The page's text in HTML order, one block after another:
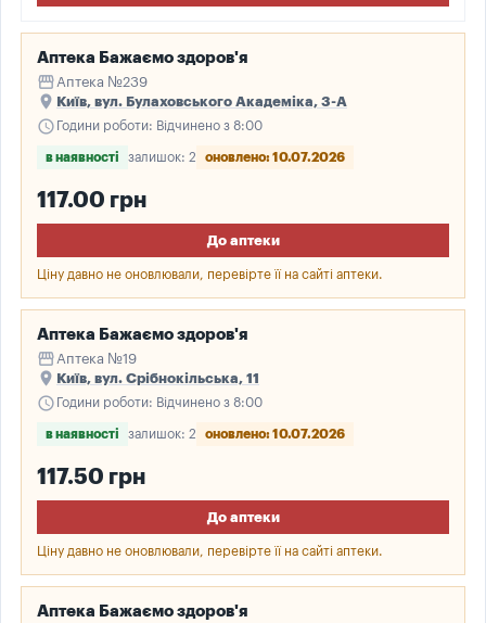
Аптека Бажаємо здоров'я
storefront Аптека №239
place Київ, вул. Булаховського Академіка, 3-А
schedule Години роботи: Відчинено з 8:00
в наявності залишок: 2 оновлено: 10.07.2026
117.00 грн
До аптеки
Ціну давно не оновлювали, перевірте її на сайті аптеки.
Аптека Бажаємо здоров'я
storefront Аптека №19
place Київ, вул. Срібнокільська, 11
schedule Години роботи: Відчинено з 8:00
в наявності залишок: 2 оновлено: 10.07.2026
117.50 грн
До аптеки
Ціну давно не оновлювали, перевірте її на сайті аптеки.
Аптека Бажаємо здоров'я